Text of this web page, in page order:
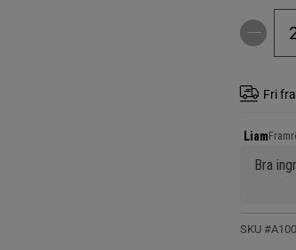
Fri
Liam
Bra
SKU